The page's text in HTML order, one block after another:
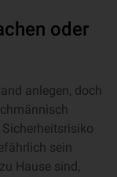
oder
anlegen, doch
sein
Hause sind,